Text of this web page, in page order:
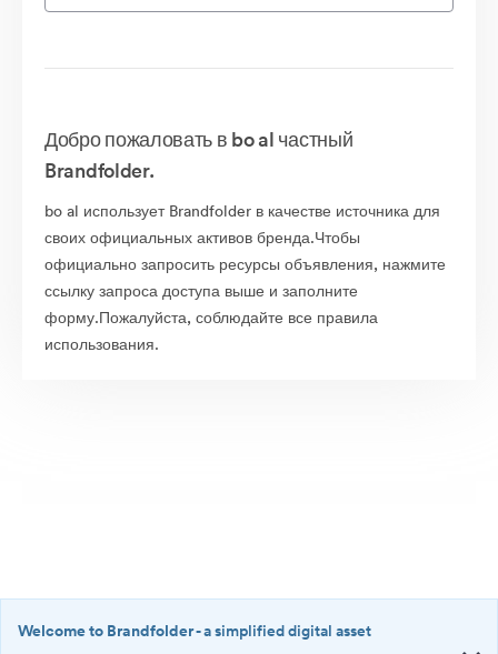
Добро пожаловать в bo al частный
Brandfolder.
bo al использует Brandfolder в качестве источника для
своих официальных активов бренда.Чтобы
официально запросить ресурсы объявления, нажмите
ссылку запроса доступа выше и заполните
форму.Пожалуйста, соблюдайте все правила
использования.
Welcome to Brandfolder- a simplified digital asset